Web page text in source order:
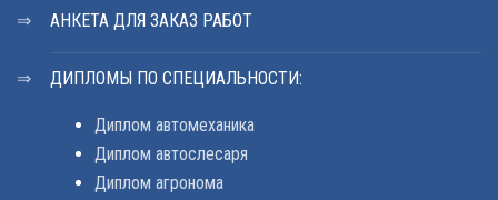
АНКЕТА ДЛЯ ЗАКАЗ РАБОТ
ДИПЛОМЫ ПО СПЕЦИАЛЬНОСТИ:
Диплом автомеханика
Диплом автослесаря
Диплом агронома